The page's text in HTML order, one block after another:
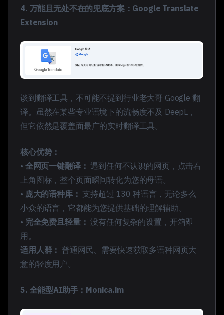
4. 万能且无处不在的兜底方案：Google Translate
Extension
谈到翻译工具，不可能不提到行业老大哥 Google 翻
译。虽然在某些专业语境下的流畅度不及 DeepL，
但它依然是覆盖面最广的实时翻译工具。
核心优势：
• 全网页一键翻译： 遇到任何不认识的网页，点击右
上角图标，整个页面瞬间转化为您的母语。
• 庞大的语种库： 支持超过 130 种语言，无论多么
小众的语言，它都能为您提供基础的理解辅助。
• 完全免费且轻量： 没有任何复杂的设置，开箱即
用。
适用人群： 普通网民、需要快速获取多语种网页大
意的轻度用户。
5. 全能型AI助手：Monica.im